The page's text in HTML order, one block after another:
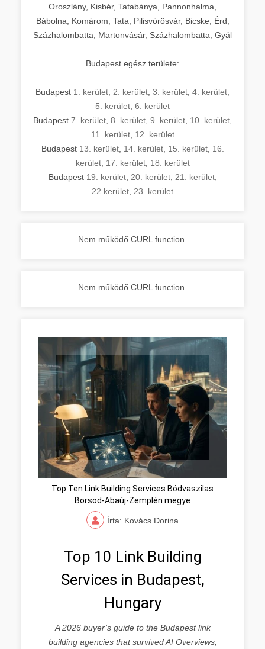
Oroszlány, Kisbér, Tatabánya, Pannonhalma,
Bábolna, Komárom, Tata, Pilisvörösvár, Bicske, Érd,
Százhalombatta, Martonvásár, Százhalombatta, Gyál
Budapest egész területe:
Budapest 1. kerület 2. kerület 3. kerület 4. kerület
5. kerület 6. kerület
Budapest 7. kerület 8. kerület 9. kerület 10. kerület
11. kerület, 12. kerület
Budapest 13. kerület, 14. kerület, 15. kerület, 16.
kerület, 17. kerület, 18. kerület
Budapest 19. kerület, 20. kerület, 21. kerület,
22.kerület 23. kerület
Nem működő CURL function.
Nem működő CURL function.
Top Ten Link Building Services Bódvaszilas
Borsod-Abaúj-Zemplén megye
Írta: Kovács Dorina
Top 10 Link Building
Services in Budapest,
Hungary
A 2026 buyer’s guide to the Budapest link
building agencies that survived AI Overviews,